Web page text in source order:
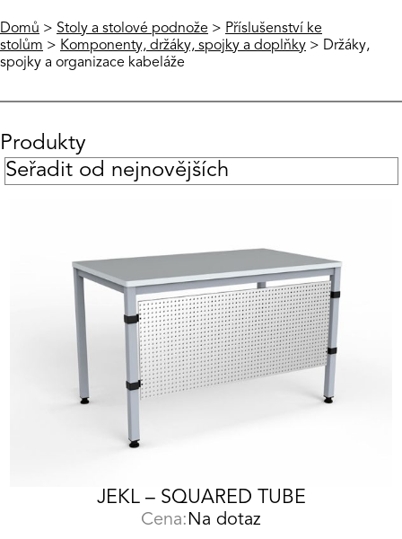
Domů > Stoly a stolové podnože > Příslušenství ke
stolům > Komponenty, držáky, spojky a doplňky > Držáky,
spojky a organizace kabeláže
Produkty
JEKL – SQUARED TUBE
Cena: Na dotaz